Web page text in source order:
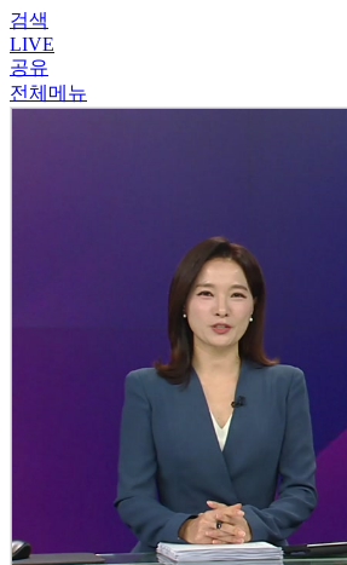
검색
LIVE
공유
전체메뉴